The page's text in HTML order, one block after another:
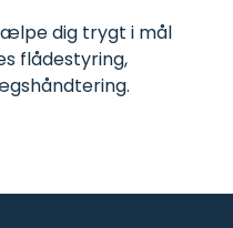
dig trygt i mål
flådestyring,